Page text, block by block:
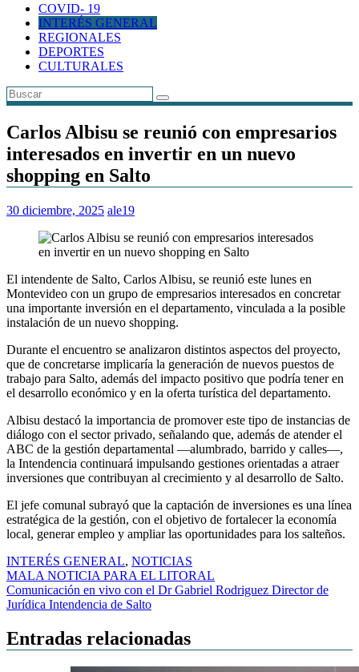
COVID- 19
INTERÉS GENERAL
REGIONALES
DEPORTES
CULTURALES
Carlos Albisu se reunió con empresarios
interesados en invertir en un nuevo
shopping en Salto
30 diciembre, 2025 ale19
El intendente de Salto, Carlos Albisu, se reunió este lunes en
Montevideo con un grupo de empresarios interesados en concretar
una importante inversión en el departamento, vinculada a la posible
instalación de un nuevo shopping.
Durante el encuentro se analizaron distintos aspectos del proyecto,
que de concretarse implicaría la generación de nuevos puestos de
trabajo para Salto, además del impacto positivo que podría tener en
el desarrollo económico y en la oferta turística del departamento.
Albisu destacó la importancia de promover este tipo de instancias de
diálogo con el sector privado, señalando que, además de atender el
ABC de la gestión departamental —alumbrado, barrido y calles—,
la Intendencia continuará impulsando gestiones orientadas a atraer
inversiones que contribuyan al crecimiento y al desarrollo de Salto.
El jefe comunal subrayó que la captación de inversiones es una línea
estratégica de la gestión, con el objetivo de fortalecer la economía
local, generar empleo y ampliar las oportunidades para los salteños.
INTERÉS GENERAL, NOTICIAS
Navegación
de
MALA NOTICIA PARA EL LITORAL
Comunicación en vivo con el Dr Gabriel Rodriguez Director de
Jurídica Intendencia de Salto
Entradas relacionadas